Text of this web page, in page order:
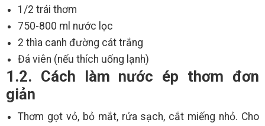
1/2 trái thơm
750-800 ml nước lọc
2 thìa canh đường cát trắng
Đá viên (nếu thích uống lạnh)
1.2. Cách làm nước ép thơm đơn
giản
Thơm gọt vỏ, bỏ mắt, rửa sạch, cắt miếng nhỏ. Cho